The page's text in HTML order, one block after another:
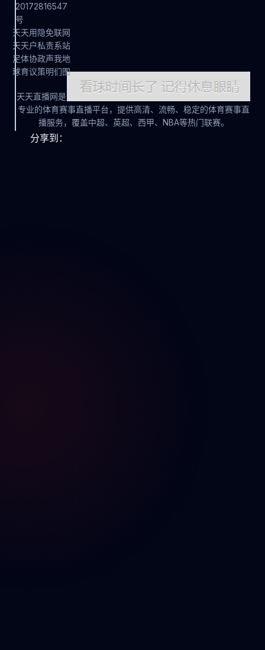
分享到：
20172816547
号
天
天
足
球
天
天
体
育
用
户
协
议
隐
私
政
策
免
责
声
明
联
系
我
们
网
站
地
图
天天直播网是
专业的体育赛事直播平台，提供高清、流畅、稳定的体育赛事直
播服务，覆盖中超、英超、西甲、NBA等热门联赛。